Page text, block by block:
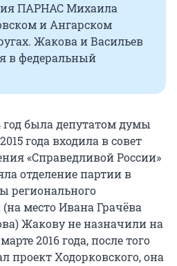
ПАРНАС Михаила
и Ангарском
Жакова и Васильев
в федеральный
год была депутатом думы
года входила в совет
«Справедливой России»
отделение партии в
регионального
место Ивана Грачёва
Жакову не назначили на
2016 года, после того
проект Ходорковского, она